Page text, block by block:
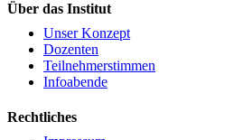
Über das Institut
Unser Konzept
Dozenten
Teilnehmerstimmen
Infoabende
Rechtliches